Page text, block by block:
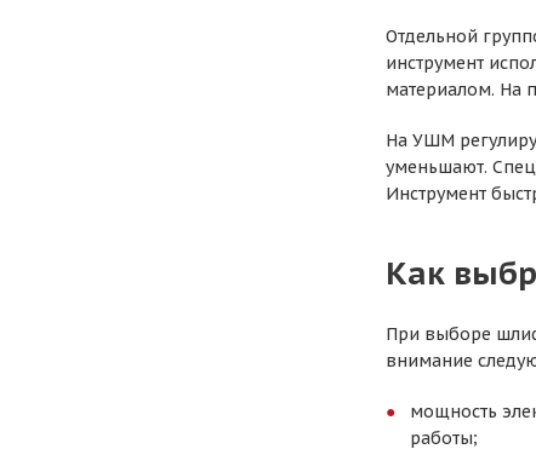
Отдельной
инструмент
материалом. На
На УШМ
уменьшают.
Инструмент
Как
При выборе
внимание
мощность
работы;